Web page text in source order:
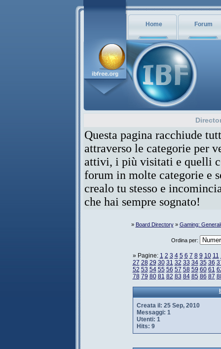
Home Forum
Questa pagina racchiude
attraverso le categorie per
attivi, i più visitati e quelli
forum in molte categorie e
crealo tu stesso e
che hai sempre sognato!
» Board Directory» Gaming:
Ordina per:
» Pagine: 1 2 3 4 5 6 7 8 9 10 11
27 28 29 30 31 32 33 34 35 36
52 53 54 55 56 57 58 59 60 61
78 79 80 81 82 83 84 85 86 87
Creata il: 25 Sep, 2010
Messaggi: 1
Utenti: 1
Hits: 9